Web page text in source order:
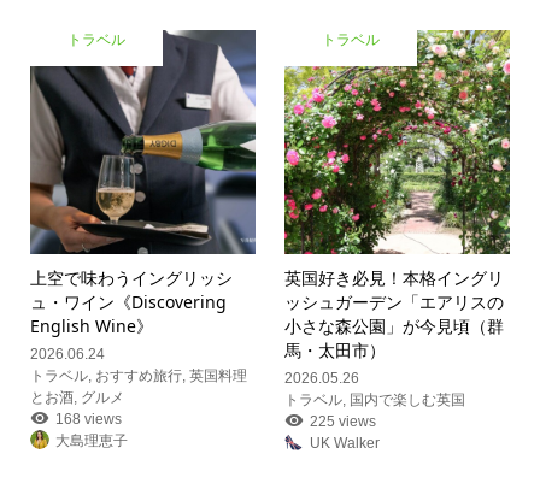
トラベル
上空で味わうイングリッシ
ュ・ワイン《Discovering
English Wine》
2026.06.24
トラベル, おすすめ旅行, 英国料理
とお酒, グルメ
168 views
大島理恵子
トラベル
英国好き必見！本格イングリ
ッシュガーデン「エアリスの
小さな森公園」が今見頃（群
馬・太田市）
2026.05.26
トラベル, 国内で楽しむ英国
225 views
UK Walker